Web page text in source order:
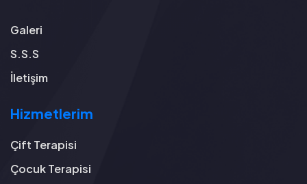
Galeri
S.S.S
İletişim
Hizmetlerim
Çift Terapisi
Çocuk Terapisi